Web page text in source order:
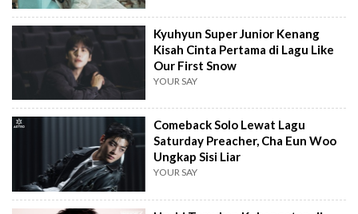
Kyuhyun Super Junior Kenang
Kisah Cinta Pertama di Lagu Like
Our First Snow
YOUR SAY
Comeback Solo Lewat Lagu
Saturday Preacher, Cha Eun Woo
Ungkap Sisi Liar
YOUR SAY